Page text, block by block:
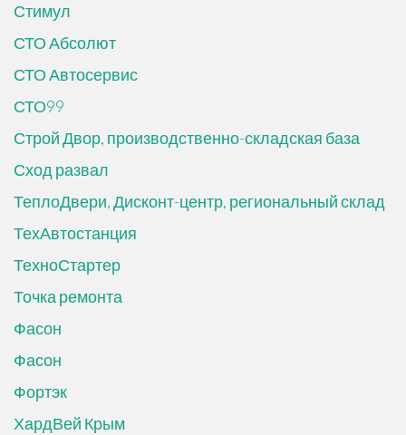
Стимул
СТО Абсолют
СТО Автосервис
СТО99
Строй Двор, производственно-складская база
Сход развал
ТеплоДвери, Дисконт-центр, региональный склад
ТехАвтостанция
ТехноСтартер
Точка ремонта
Фасон
Фасон
Фортэк
ХардВей Крым